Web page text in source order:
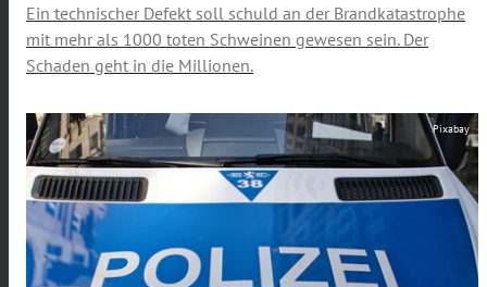
Ein technischer Defekt soll schuld an der Brandkatastrophe
mit mehr als 1000 toten Schweinen gewesen sein. Der
Schaden geht in die Millionen.
Pixabay